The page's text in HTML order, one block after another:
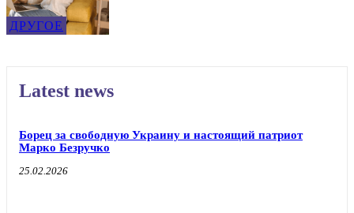
ДРУГОЕ
Latest news
Борец за свободную Украину и настоящий патриот
Марко Безручко
25.02.2026